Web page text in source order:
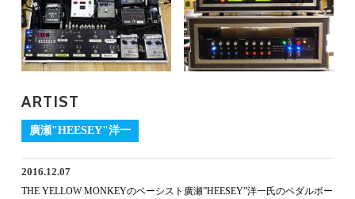
ARTIST
廣瀬"HEESEY"洋一
2016.12.07
THE YELLOW MONKEYのベーシスト廣瀬”HEESEY”洋一氏のペダルボー